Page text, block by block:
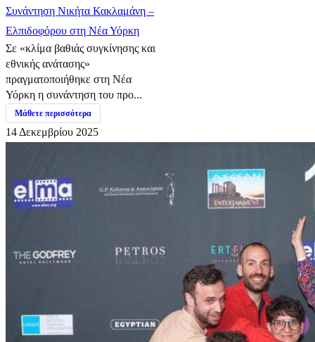
Συνάντηση Νικήτα Κακλαμάνη –
Ελπιδοφόρου στη Νέα Υόρκη
Σε «κλίμα βαθιάς συγκίνησης και
εθνικής ανάτασης»
πραγματοποιήθηκε στη Νέα
Υόρκη η συνάντηση του προ...
Μάθετε περισσότερα
14 Δεκεμβρίου 2025